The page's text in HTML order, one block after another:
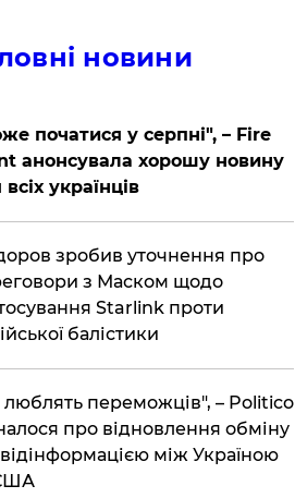
новини
початися у серпні", – Fire
анонсувала хорошу новину
українців
зробив уточнення про
з Маском щодо
Starlink проти
балістики
люблять переможців", – Politico
про відновлення обміну
між Україною